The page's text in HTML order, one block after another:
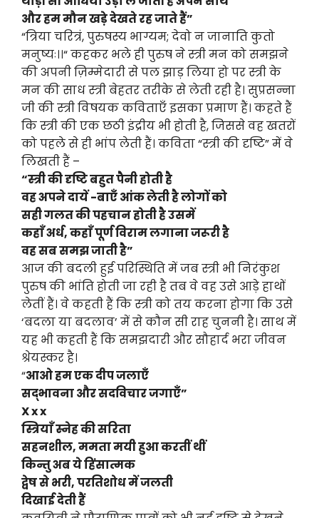
और हम मौन खड़े देखते रह जाते हैं”
“त्रिया चरित्रं, पुरुषस्य भाग्यम; देवो न जानाति कुतो
मनुष्यः।।“ कहकर भले ही पुरुष ने स्त्री मन को समझने
की अपनी ज़िम्मेदारी से पल झाड़ लिया हो पर स्त्री के
मन की साध स्त्री बेहतर तरीके से लेती रही है। सुप्रसन्ना
जी की स्त्री विषयक कविताएँ इसका प्रमाण हैं। कहते हैं
कि स्त्री की एक छठी इंद्रीय भी होती है, जिससे वह खतरों
को पहले से ही भांप लेती हैं। कविता “स्त्री की दृष्टि” में वे
लिखती हैं –
“स्त्री की दृष्टि बहुत पैनी होती है
वह अपने दायें -बाएँ आंक लेती है लोगों को
सही गलत की पहचान होती है उसमें
कहाँ अर्ध, कहाँ पूर्ण विराम लगाना जरूरी है
वह सब समझ जाती है”
आज की बदली हुई परिस्थिति में जब स्त्री भी निरंकुश
पुरुष की भांति होती जा रही है तब वे वह उसे आड़े हाथों
लेतीं हैं। वे कहती हैं कि स्त्री को तय करना होगा कि उसे
‘बदला या बदलाव’ में से कौन सी राह चुननी है। साथ में
यह भी कहती हैं कि समझदारी और सौहार्द भरा जीवन
श्रेयस्कर है।
“आओ हम एक दीप जलाएँ
सद्भावना और सदविचार जगाएँ”
X x x
स्त्रियाँ स्नेह की सरिता
सहनशील, ममता मयी हुआ करतीं थीं
किन्तु अब ये हिंसात्मक
द्वेष से भरी, परतिशोध में जलती
दिखाई देती हैं